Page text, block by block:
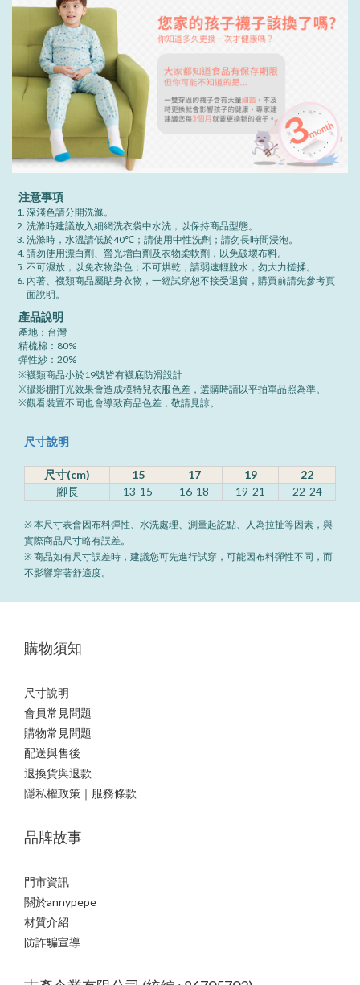
注意事項
深淺色請分開洗滌。
洗滌時建議放入細網洗衣袋中水洗，以保持商品型態。
洗滌時，水溫請低於40℃；請使用中性洗劑；請勿長時間浸泡。
請勿使用漂白劑、螢光增白劑及衣物柔軟劑，以免破壞布料。
不可濕放，以免衣物染色；不可烘乾，請弱速輕脫水，勿大力搓揉。
內著、襪類商品屬貼身衣物，一經試穿恕不接受退貨，購買前請先參考頁
面說明。
產品說明
產地：台灣
精梳棉：80%
彈性紗：20%
※襪類商品小於19號皆有襪底防滑設計
※攝影棚打光效果會造成模特兒衣服色差，選購時請以平拍單品照為準。
※觀看裝置不同也會導致商品色差，敬請見諒。
尺寸說明
尺寸(cm) 15 17 19
22
腳長
13-15 16-18 19-21 22-24
※ 本尺寸表會因布料彈性、水洗處理、測量起訖點、人為拉扯等因素，與
實際商品尺寸略有誤差。
※ 商品如有尺寸誤差時，建議您可先進行試穿，可能因布料彈性不同，而
不影響穿著舒適度。
購物須知
尺寸說明
會員常見問題
購物常見問題
配送與售後
退換貨與退款
隱私權政策｜服務條款
品牌故事
門市資訊
關於annypepe
材質介紹
防詐騙宣導